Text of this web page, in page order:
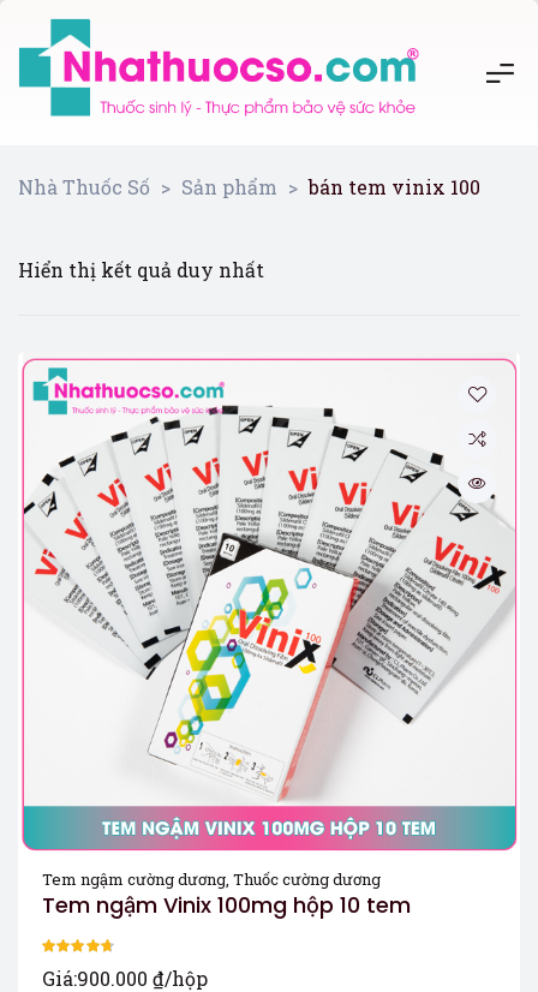
Nhà Thuốc Số > Sản phẩm > bán tem vinix 100
Hiển thị kết quả duy nhất
Tem ngậm cường dương, Thuốc cường dương
Tem ngậm Vinix 100mg hộp 10 tem
Được xếp
Giá:900.000 ₫/hộp